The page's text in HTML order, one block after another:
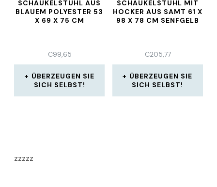
SCHAUKELSTUHL AUS
BLAUEM POLYESTER 53
X 69 X 75 CM
€99,65
ÜBERZEUGEN SIE
SICH SELBST!
SCHAUKELSTUHL MIT
HOCKER AUS SAMT 61 X
98 X 78 CM SENFGELB
€205,77
ÜBERZEUGEN SIE
SICH SELBST!
zzzzz